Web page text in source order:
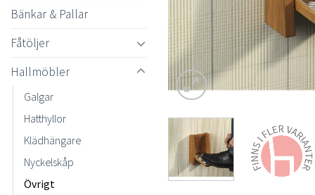
Bänkar & Pallar
Fåtöljer
Hallmöbler
Galgar
Hatthyllor
Klädhängare
Nyckelskåp
Övrigt